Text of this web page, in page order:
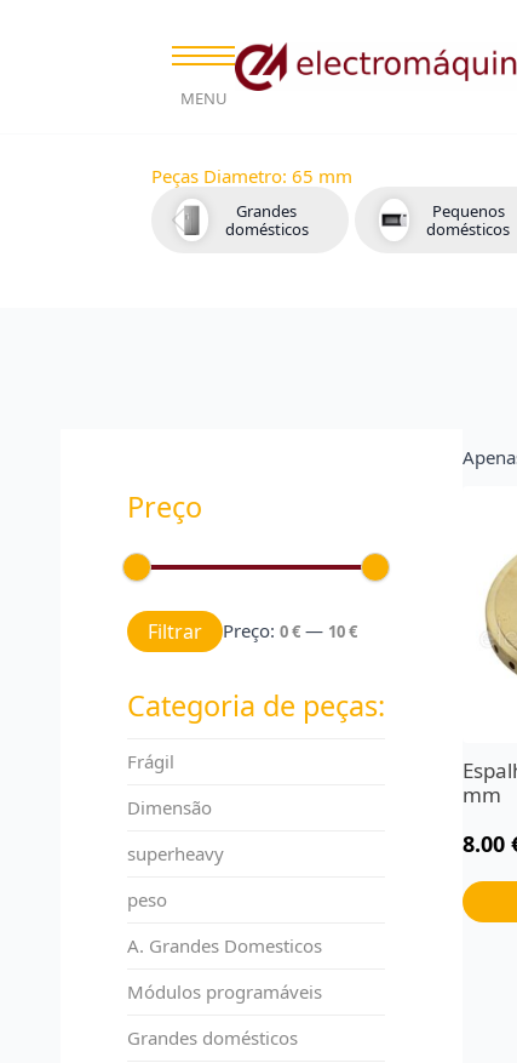
MENU
Peças Diametro: 65 mm
Grandes
domésticos
Pequenos
domésticos
Preço
Preço mínimo
Preço máximo
Filtrar Preço: 0 € — 10 €
Categoria de peças:
Frágil
Dimensão
superheavy
peso
A. Grandes Domesticos
Módulos programáveis
Grandes domésticos
mm
8.00